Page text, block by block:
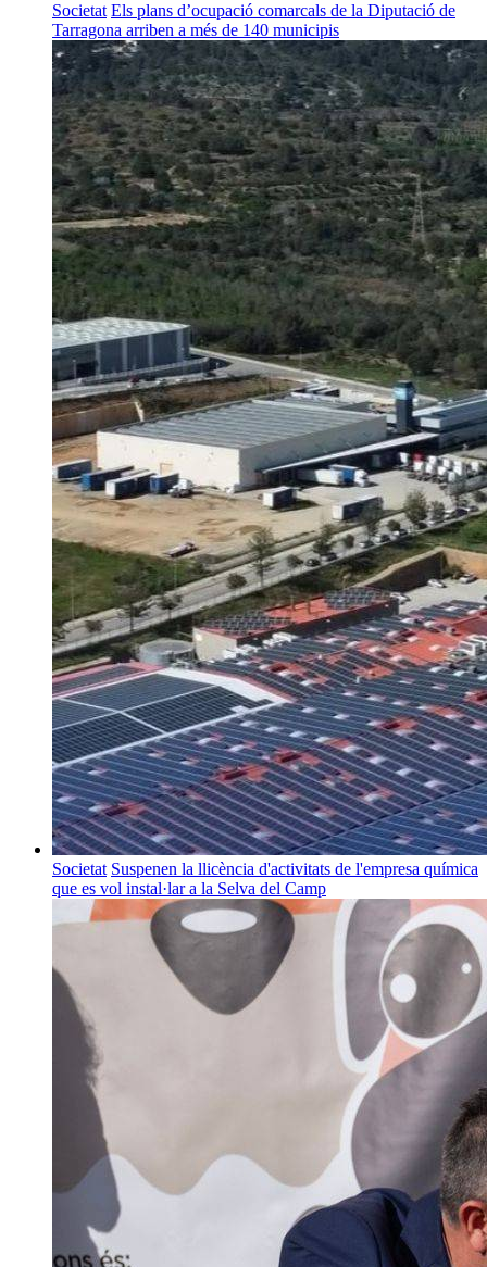
Societat Els plans d’ocupació comarcals de la Diputació de
Tarragona arriben a més de 140 municipis
Societat Suspenen la llicència d'activitats de l'empresa química
que es vol instal·lar a la Selva del Camp